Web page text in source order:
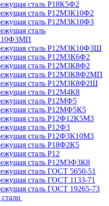
сталь Р18К5Ф2
сталь Р12М3К10Ф2
сталь Р12М3К10Ф3
сталь
сталь Р12М3К10Ф3Ш
сталь Р12М3К6Ф2
сталь Р12М3К8Ф2
сталь Р12М3К8Ф2МП
сталь Р12М3К8Ф2Ш
сталь Р12М4К8
сталь Р12МФ5
сталь Р12МФ5К5
сталь Р12Ф12К5М3
сталь Р12Ф3
сталь Р12Ф3К10М3
сталь Р18Ф2К5
сталь Р12
сталь Р12М3Ф3К8
сталь ГОСТ 5650-51
сталь ГОСТ 1133-71
сталь ГОСТ 19265-73